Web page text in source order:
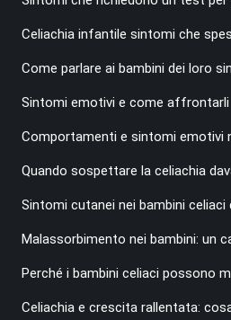
Celiachia infantile sintomi che
Come parlare ai bambini dei loro
Sintomi emotivi e come affrontarli
Comportamenti e sintomi emotivi
Quando sospettare la celiachia
Sintomi cutanei nei bambini
Malassorbimento nei bambini: un
Perché i bambini celiaci possono
Celiachia e crescita rallentata: